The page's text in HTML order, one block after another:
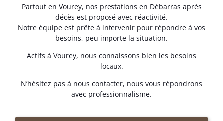
Partout en Vourey, nos prestations en Débarras après
décès est proposé avec réactivité.
Notre équipe est prête à intervenir pour répondre à vos
besoins, peu importe la situation.
Actifs à Vourey, nous connaissons bien les besoins
locaux.
N’hésitez pas à nous contacter, nous vous répondrons
avec professionnalisme.